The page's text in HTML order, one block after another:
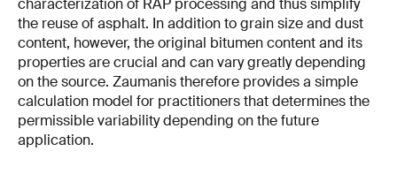
characterization of RAP processing and thus simplify
the reuse of asphalt. In addition to grain size and dust
content, however, the original bitumen content and its
properties are crucial and can vary greatly depending
on the source. Zaumanis therefore provides a simple
calculation model for practitioners that determines the
permissible variability depending on the future
application.